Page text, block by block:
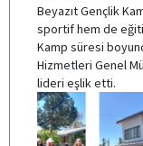
MEVZUAT
SSS
Beyazıt Gençlik
sportif hem de
Kamp süresi
Hizmetleri Genel
lideri eşlik etti.